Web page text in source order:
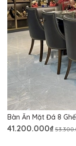
Bàn Ăn Mặt Đá 8
41.200.000₫